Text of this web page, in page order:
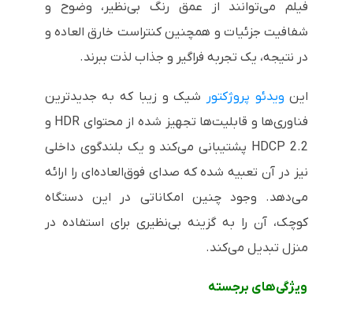
فیلم می‌توانند از عمق رنگ بی‌نظیر، وضوح و
شفافیت جزئیات و همچنین کنتراست خارق العاده و
در نتیجه، یک تجربه فراگیر و جذاب لذت ببرند.
اینویدئو پروژکتور شیک و زیبا که به جدیدترین
فناوری‌ها و قابلیت‌ها تجهیز شده از محتوای HDR و
HDCP 2.2 پشتیبانی می‌کند و یک بلندگوی داخلی
نیز در آن تعبیه شده که صدای فوق‌العاده‌ای را ارائه
می‌دهد. وجود چنین امکاناتی در این دستگاه
کوچک، آن را به گزینه بی‌نظیری برای استفاده در
منزل تبدیل می‌کند.
ویژگی‌های برجسته